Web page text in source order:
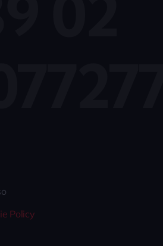
Policy